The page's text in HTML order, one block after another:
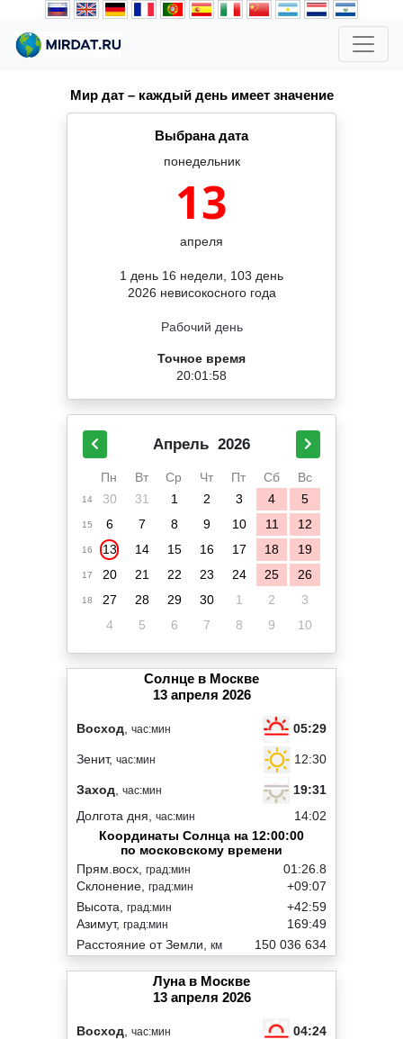
Мир дат – каждый день имеет значение
Выбрана дата
понедельник
13
апреля
1 день 16 недели, 103 день
2026 невисокосного года
Рабочий день
Точное время
20:01:58
Апрель 2026
Пн Вт Ср Чт Пт Сб Вс
14 30 31 1 2 3 4 5
15 6 7 8 9 10 11 12
16 13 14 15 16 17 18 19
17 20 21 22 23 24 25 26
18 27 28 29 30 1 2
3
4
5 6 7 8 9 10
Солнце в Москве
13 апреля 2026
Восход час:мин 05:29
Зенит, час:мин 12:30
Заход час:мин
19:31
Долгота дня, час:мин
14:02
Координаты Солнца на 12:00:00
по московскому времени
Прям.восх, град:мин
Склонение, град:мин
01:26.8
+09:07
Высота, град:мин
Азимут, град:мин
+42:59
169:49
Расстояние от Земли, км 150 036 634
Луна в Москве
13 апреля 2026
Восход час:мин
04:24